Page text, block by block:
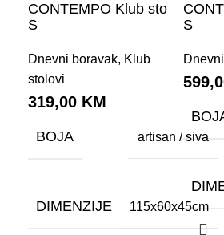
CONTEMPO Klub sto
S
Dnevni boravak, Klub
stolovi
319,00 KM
BOJA artisan / siva
DIMENZIJE 115x60x45cm
S